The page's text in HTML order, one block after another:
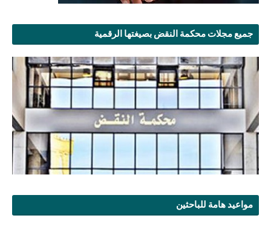
جميع مجلات محكمة النقض بصيغتها الرقمية
مواعيد هامة للباحثين